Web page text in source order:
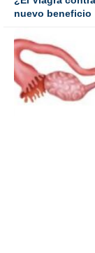
nuevo beneficio